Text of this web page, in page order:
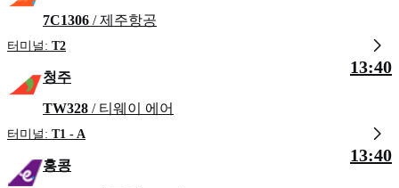
7C1306 / 제주항공
터미널: T2
청주
TW328 / 티웨이 에어
터미널: T1 - A
13:40
홍콩
13:40